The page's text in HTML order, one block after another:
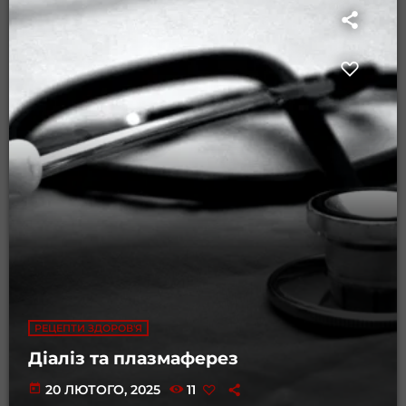
РЕЦЕПТИ ЗДОРОВ'Я
Діаліз та плазмаферез
today 20 ЛЮТОГО, 2025 11